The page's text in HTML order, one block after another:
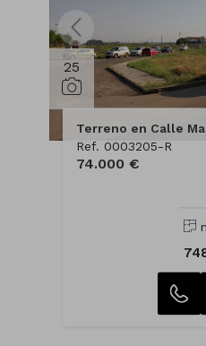
25
Terreno en Calle
Ref. 0003205-R
74.000 €